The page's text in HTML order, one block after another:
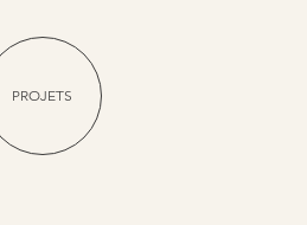
PROJETS